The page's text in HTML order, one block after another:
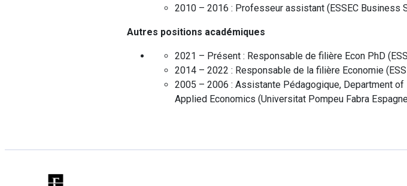
2010 – 2016 : Professeur assistant (ESSEC Business
Autres positions académiques
2021 – Présent : Responsable de filière Econ PhD (
2014 – 2022 : Responsable de la filière Economie (
2005 – 2006 : Assistante Pédagogique, Department
Applied Economics (Universitat Pompeu Fabra